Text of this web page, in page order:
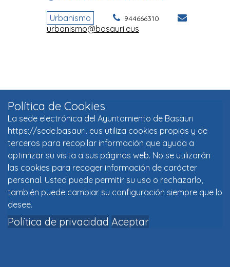
Política de Cookies
La sede electrónica del Ayuntamiento de Basauri
https://sede.basauri. eus utiliza cookies propias y de
terceros para recopilar información que ayuda a
optimizar su visita a sus páginas web. No se utilizarán
las cookies para recoger información de carácter
personal. Usted puede permitir su uso o rechazarlo,
también puede cambiar su configuración siempre que lo
desee.
Política de privacidad Aceptar